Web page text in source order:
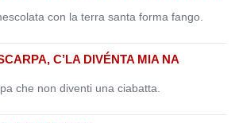
con la terra santa forma fango.
C’LA DIVÉNTA MIA NA
che non diventi una ciabatta.